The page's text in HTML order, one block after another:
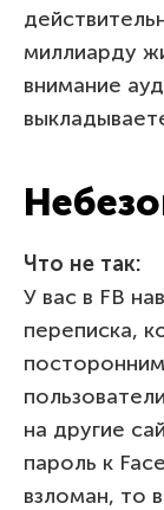
миллиарду
внимание
Что не так:
У вас в FB
переписка,
на другие
пароль к
взломан, то